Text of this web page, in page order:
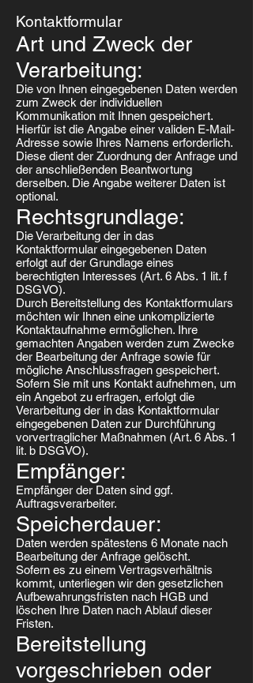
Kontaktformular
Art und Zweck der
Verarbeitung:
Die von Ihnen eingegebenen Daten werden
zum Zweck der individuellen
Kommunikation mit Ihnen gespeichert.
Hierfür ist die Angabe einer validen E-Mail-
Adresse sowie Ihres Namens erforderlich.
Diese dient der Zuordnung der Anfrage und
der anschließenden Beantwortung
derselben. Die Angabe weiterer Daten ist
optional.
Rechtsgrundlage:
Die Verarbeitung der in das
Kontaktformular eingegebenen Daten
erfolgt auf der Grundlage eines
berechtigten Interesses (Art. 6 Abs. 1 lit. f
DSGVO).
Durch Bereitstellung des Kontaktformulars
möchten wir Ihnen eine unkomplizierte
Kontaktaufnahme ermöglichen. Ihre
gemachten Angaben werden zum Zwecke
der Bearbeitung der Anfrage sowie für
mögliche Anschlussfragen gespeichert.
Sofern Sie mit uns Kontakt aufnehmen, um
ein Angebot zu erfragen, erfolgt die
Verarbeitung der in das Kontaktformular
eingegebenen Daten zur Durchführung
vorvertraglicher Maßnahmen (Art. 6 Abs. 1
lit. b DSGVO).
Empfänger:
Empfänger der Daten sind ggf.
Auftragsverarbeiter.
Speicherdauer:
Daten werden spätestens 6 Monate nach
Bearbeitung der Anfrage gelöscht.
Sofern es zu einem Vertragsverhältnis
kommt, unterliegen wir den gesetzlichen
Aufbewahrungsfristen nach HGB und
löschen Ihre Daten nach Ablauf dieser
Fristen.
Bereitstellung
vorgeschrieben oder